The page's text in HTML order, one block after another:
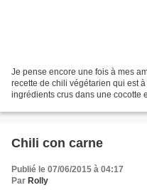
Je pense encore une fois à mes
recette de chili végétarien qui est
ingrédients crus dans une cocotte
Chili con carne
Publié le 07/06/2015 à 04:17
Par Rolly